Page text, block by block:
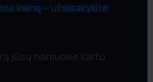
kainą – užsisakykite
jūsų namuose kartu.